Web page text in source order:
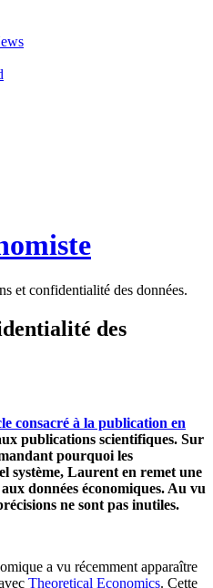
et confidentialité des données.
des
consacré à la publication en
publications scientifiques. Sur
pourquoi les
système, Laurent en remet une
données économiques. Au vu
ne sont pas inutiles.
a vu récemment apparaître
Theoretical Economics. Cette